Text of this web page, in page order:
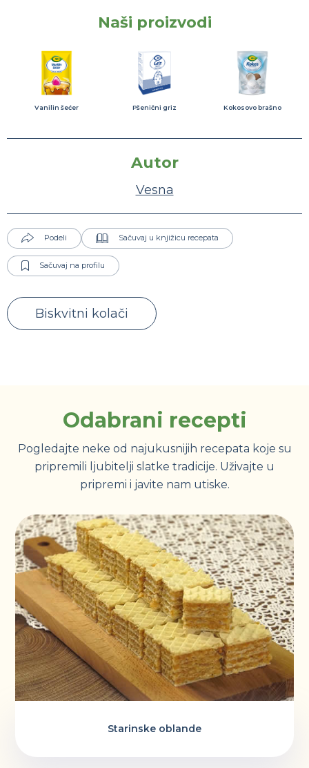
Naši proizvodi
Vanilin šećer Pšenični griz Kokosovo brašno
Autor
Vesna
Podeli Sačuvaj u knjižicu recepata
Sačuvaj na profilu
Biskvitni kolači
Odabrani recepti
Pogledajte neke od najukusnijih recepata koje su
pripremili ljubitelji slatke tradicije. Uživajte u
pripremi i javite nam utiske.
Starinske oblande